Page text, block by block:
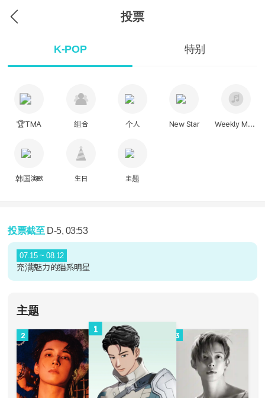
投票
K-POP 特别
🏆TMA 组合 个人 New Star Weekly Music
韩国演歌 生日 主题
投票截至 D-5, 03:53
07.15 ~ 08.12
充满魅力的猫系明星
主题
2
1
3